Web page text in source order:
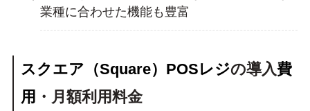
業種に合わせた機能も豊富
スクエア（Square）POSレジの導入費
用 ・月額利用料金